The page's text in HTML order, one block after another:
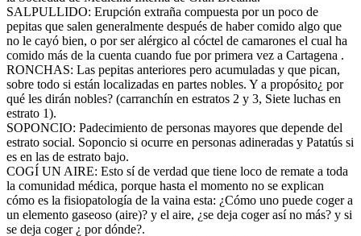
SALPULLIDO: Erupción extraña compuesta por un poco de
pepitas que salen generalmente después de haber comido algo que
no le cayó bien, o por ser alérgico al cóctel de camarones el cual ha
comido más de la cuenta cuando fue por primera vez a Cartagena .
RONCHAS: Las pepitas anteriores pero acumuladas y que pican,
sobre todo si están localizadas en partes nobles. Y a propósito¿ por
qué les dirán nobles? (carranchín en estratos 2 y 3, Siete luchas en
estrato 1).
SOPONCIO: Padecimiento de personas mayores que depende del
estrato social. Soponcio si ocurre en personas adineradas y Patatús si
es en las de estrato bajo.
COGÍ UN AIRE: Esto sí de verdad que tiene loco de remate a toda
la comunidad médica, porque hasta el momento no se explican
cómo es la fisiopatología de la vaina esta: ¿Cómo uno puede coger a
un elemento gaseoso (aire)? y el aire, ¿se deja coger así no más? y si
se deja coger ¿ por dónde?.